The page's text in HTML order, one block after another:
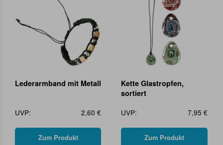
Lederarmband mit Metall
UVP: 2,60 €
Zum Produkt
Kette Glastropfen,
sortiert
UVP:
7,95 €
Zum Produkt